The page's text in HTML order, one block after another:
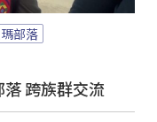
部落
跨族群交流